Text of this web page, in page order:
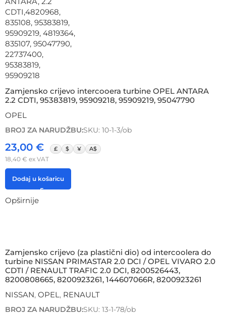
Zamjensko crijevo intercooera turbine OPEL ANTARA
2.2 CDTI, 95383819, 95909218, 95909219, 95047790
OPEL
BROJ ZA NARUDŽBU:SKU: 10-1-3/ob
23,00 € £ $ ¥ A$
18,40 € ex VAT
Dodaj u košaricu
Opširnije
Zamjensko crijevo (za plastični dio) od intercoolera do
turbine NISSAN PRIMASTAR 2.0 DCI / OPEL VIVARO 2.0
CDTI / RENAULT TRAFIC 2.0 DCI, 8200526443,
8200808665, 8200923261, 144607066R, 8200923261
NISSAN, OPEL, RENAULT
BROJ ZA NARUDŽBU:SKU: 13-1-78/ob